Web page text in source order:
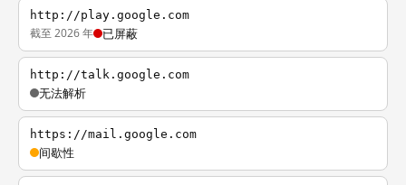
http://play.google.com
截至 2026 年 已屏蔽
http://talk.google.com
无法解析
https://mail.google.com
间歇性